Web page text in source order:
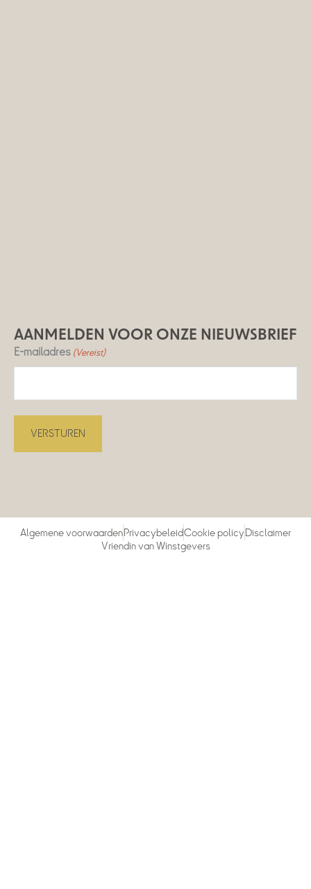
AANMELDEN VOOR ONZE NIEUWSBRIEF
E-mailadres (Vereist)
Algemene voorwaardenPrivacybeleidCookie policyDisclaimer
Vriendin van Winstgevers